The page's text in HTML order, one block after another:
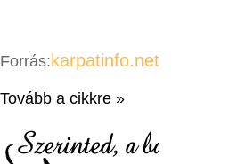
Forrás: karpatinfo.net
Tovább a cikkre »